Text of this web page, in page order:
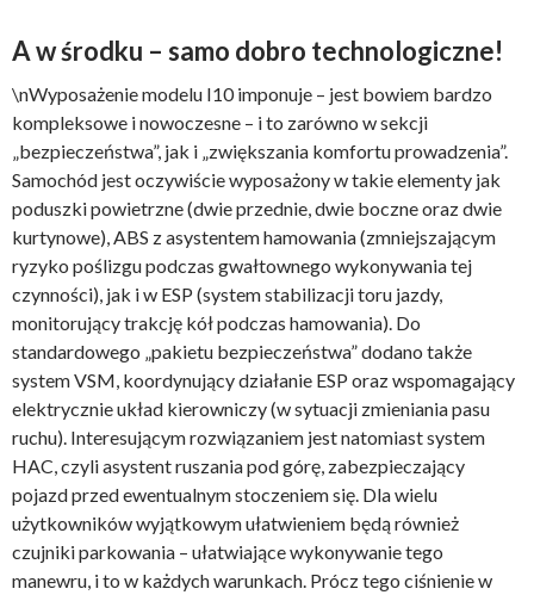
A w środku – samo dobro technologiczne!
\nWyposażenie modelu I10 imponuje – jest bowiem bardzo
kompleksowe i nowoczesne – i to zarówno w sekcji
„bezpieczeństwa”, jak i „zwiększania komfortu prowadzenia”.
Samochód jest oczywiście wyposażony w takie elementy jak
poduszki powietrzne (dwie przednie, dwie boczne oraz dwie
kurtynowe), ABS z asystentem hamowania (zmniejszającym
ryzyko poślizgu podczas gwałtownego wykonywania tej
czynności), jak i w ESP (system stabilizacji toru jazdy,
monitorujący trakcję kół podczas hamowania). Do
standardowego „pakietu bezpieczeństwa” dodano także
system VSM, koordynujący działanie ESP oraz wspomagający
elektrycznie układ kierowniczy (w sytuacji zmieniania pasu
ruchu). Interesującym rozwiązaniem jest natomiast system
HAC, czyli asystent ruszania pod górę, zabezpieczający
pojazd przed ewentualnym stoczeniem się. Dla wielu
użytkowników wyjątkowym ułatwieniem będą również
czujniki parkowania – ułatwiające wykonywanie tego
manewru, i to w każdych warunkach. Prócz tego ciśnienie w